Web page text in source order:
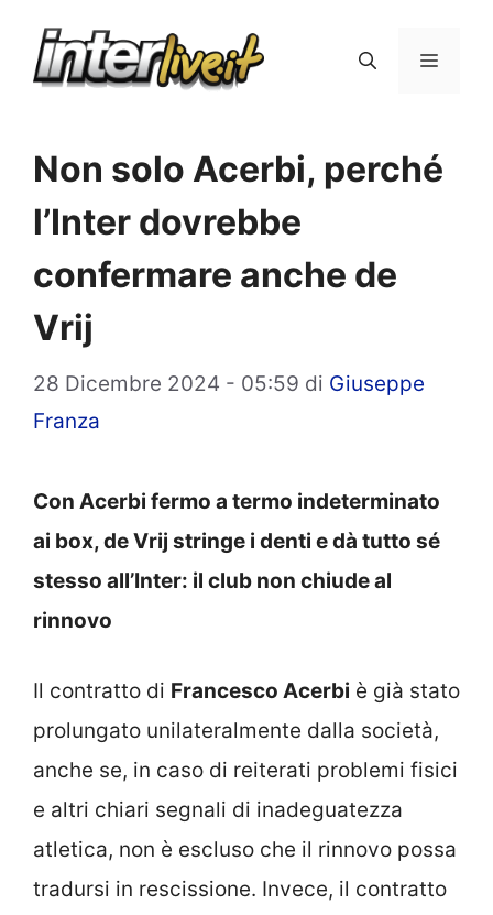
Menu
Non solo Acerbi, perché
l’Inter dovrebbe
confermare anche de
Vrij
28 Dicembre 2024 - 05:59 di Giuseppe
Franza
Con Acerbi fermo a termo indeterminato
ai box, de Vrij stringe i denti e dà tutto sé
stesso all’Inter: il club non chiude al
rinnovo
Il contratto di Francesco Acerbi è già stato
prolungato unilateralmente dalla società,
anche se, in caso di reiterati problemi fisici
e altri chiari segnali di inadeguatezza
atletica, non è escluso che il rinnovo possa
tradursi in rescissione. Invece, il contratto